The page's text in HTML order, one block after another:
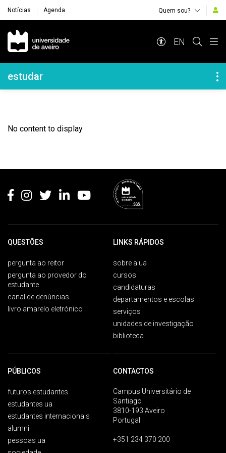
Notícias Agenda Quem sou?
Navegação Principal
EN
Navegação Lateral
estudar
No content to display
QUESTÕES
pergunta ao reitor
pergunta ao provedor do
estudante
canal de denúncias
livro amarelo eletrónico
LINKS RÁPIDOS
sobre a ua
cursos
candidaturas
departamentos e escolas
serviços
unidades de investigação
biblioteca
PÚBLICOS
futuros estudantes
estudantes ua
estudantes internacionais
alumni
pessoas ua
CONTACTOS
Campus Universitário de
Santiago
3810-193 Aveiro
Portugal
+351 234 370 200